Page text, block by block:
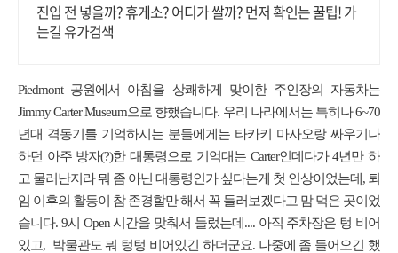
진입 전 넣을까? 휴게소? 어디가 쌀까? 먼저 확인는 꿀팁! 가
는길 유가검색
Piedmont 공원에서 아침을 상쾌하게 맞이한 주인장의 자동차는
Jimmy Carter Museum으로 향했습니다. 우리 나라에서는 특히나 6~70
년대 격동기를 기억하시는 분들에게는 타카키 마사오랑 싸우기나
하던 아주 방자(?)한 대통령으로 기억대는 Carter인데다가 4년만 하
고 물러난지라 뭐 좀 아닌 대통령인가 싶다는게 첫 인상이었는데, 퇴
임 이후의 활동이 참 존경할만 해서 꼭 들러보겠다고 맘 먹은 곳이었
습니다. 9시 Open 시간을 맞춰서 들렀는데.... 아직 주차장은 텅 비어
있고, 박물관도 뭐 텅텅 비어있긴 하더군요. 나중에 좀 들어오긴 했